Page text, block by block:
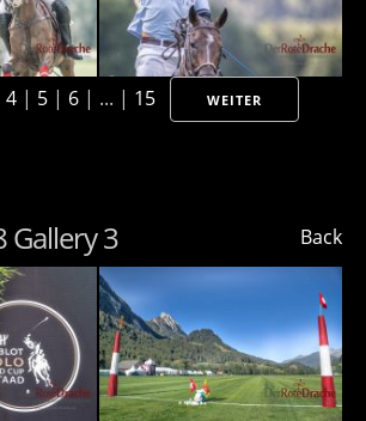
4 | 5 | 6 | ... | 15 WEITER
Back
Gallery 3